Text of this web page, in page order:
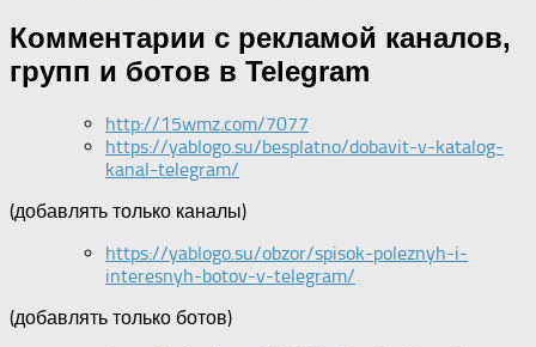
Комментарии с рекламой каналов,
групп и ботов в Telegram
http://15wmz.com/7077
https://yablogo.su/besplatno/dobavit-v-katalog-
kanal-telegram/
(добавлять только каналы)
https://yablogo.su/obzor/spisok-poleznyh-i-
interesnyh-botov-v-telegram/
(добавлять только ботов)